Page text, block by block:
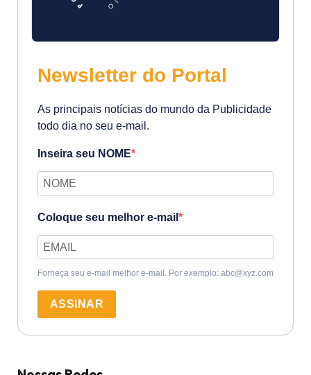
Newsletter do Portal
As principais notícias do mundo da Publicidade
todo dia no seu e-mail.
Inseira seu NOME
Coloque seu melhor e-mail
Forneça seu e-mail melhor e-mail. Por exemplo: abc@xyz.com
ASSINAR